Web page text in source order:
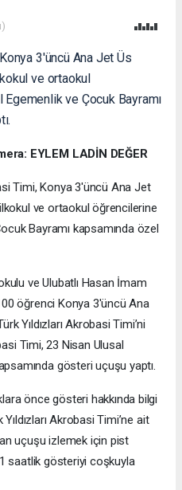
3'üncü Ana Jet Üs
ve ortaokul
ve Çocuk Bayramı
EYLEM LADİN DEĞER
Timi, Konya 3'üncü Ana Jet
ve ortaokul öğrencilerine
Bayramı kapsamında özel
ve Ulubatlı Hasan İmam
öğrenci Konya 3'üncü Ana
Yıldızları Akrobasi Timi’ni
Timi, 23 Nisan Ulusal
gösteri uçuşu yaptı.
önce gösteri hakkında bilgi
Akrobasi Timi’ne ait
uçuşu izlemek için pist
saatlik gösteriyi coşkuyla